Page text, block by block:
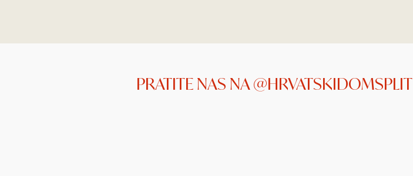
PRATITE NAS NA @HRVATSKIDOMSPLIT